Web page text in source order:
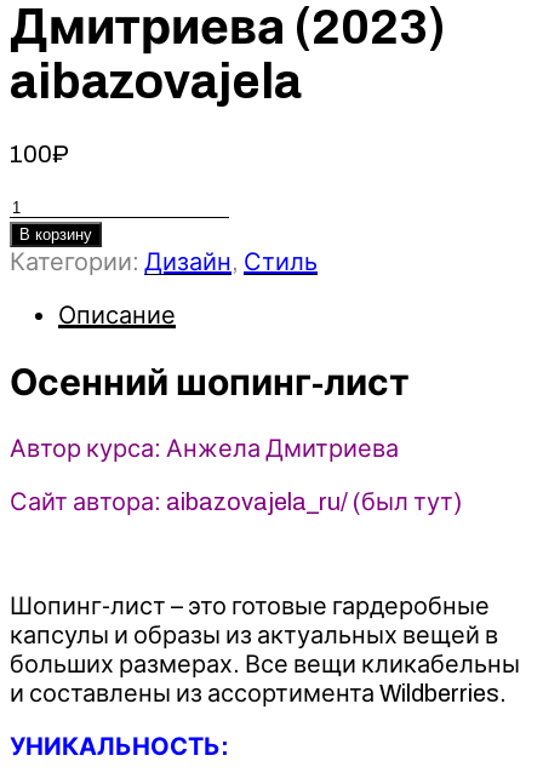
Дмитриева (2023)
aibazovajela
100₽
Количество
товара
Осенний
лист
Анжела
(2023)
aibazovajela
В корзину
Категории: Дизайн, Стиль
Описание
Осенний шопинг-лист
Автор курса: Анжела Дмитриева
Сайт автора: aibazovajela_ru/ (был тут)
Шопинг-лист – это готовые гардеробные
капсулы и образы из актуальных вещей в
больших размерах. Все вещи кликабельны
и составлены из ассортимента Wildberries.
УНИКАЛЬНОСТЬ: